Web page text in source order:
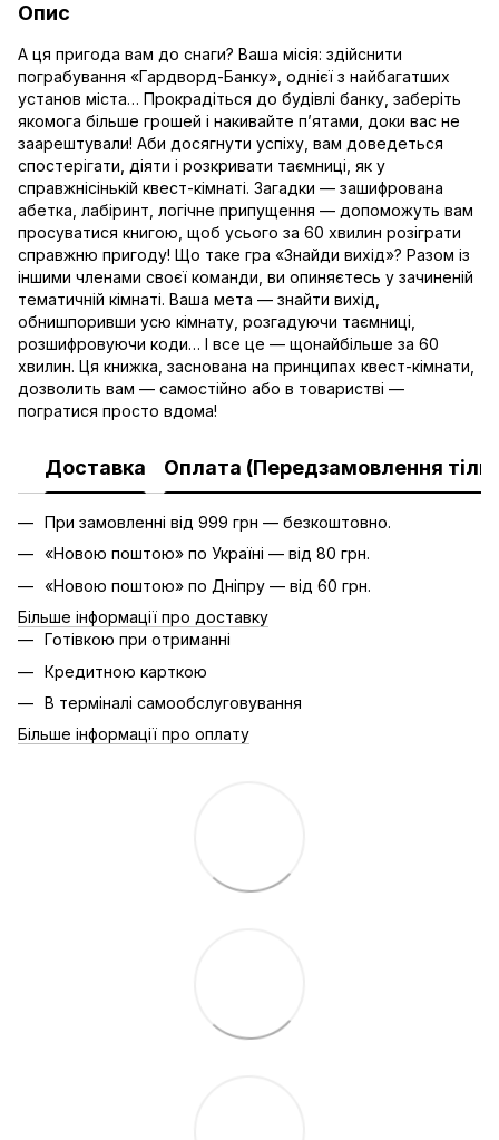
Опис
А ця пригода вам до снаги? Ваша місія: здійснити
пограбування «Гардворд-Банку», однієї з найбагатших
установ міста… Прокрадіться до будівлі банку, заберіть
якомога більше грошей і накивайте п’ятами, доки вас не
заарештували! Аби досягнути успіху, вам доведеться
спостерігати, діяти і розкривати таємниці, як у
справжнісінькій квест-кімнаті. Загадки — зашифрована
абетка, лабіринт, логічне припущення — допоможуть вам
просуватися книгою, щоб усього за 60 хвилин розіграти
справжню пригоду! Що таке гра «Знайди вихід»? Разом із
іншими членами своєї команди, ви опиняєтесь у зачиненій
тематичній кімнаті. Ваша мета — знайти вихід,
обнишпоривши усю кімнату, розгадуючи таємниці,
розшифровуючи коди… І все це — щонайбільше за 60
хвилин. Ця книжка, заснована на принципах квест-кімнати,
дозволить вам — самостійно або в товаристві —
погратися просто вдома!
Доставка Оплата (Передзамовлення
При замовленні від 999 грн — безкоштовно.
«Новою поштою» по Україні — від 80 грн.
«Новою поштою» по Дніпру — від 60 грн.
Більше інформації про доставку
Готівкою при отриманні
Кредитною карткою
В терміналі самообслуговування
Більше інформації про оплату